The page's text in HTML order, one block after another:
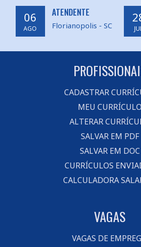
06
AGO
ATENDENTE
Florianopolis - SC
CADASTRAR
MEU CURRÍCULO
ALTERAR
SALVAR EM PDF
SALVAR EM DOC
CURRÍCULOS
CALCULADORA
VAGAS
VAGAS DE